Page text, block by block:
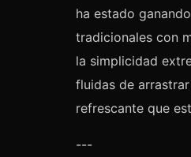
ha estado
tradicionales con
la simplicidad
fluidas de
refrescante que
---